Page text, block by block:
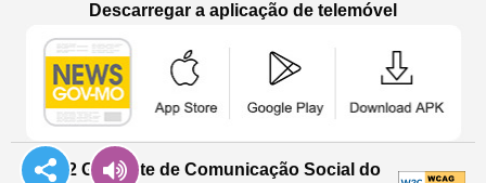
Descarregar a aplicação de telemóvel
© 2022 Gabinete de Comunicação Social do